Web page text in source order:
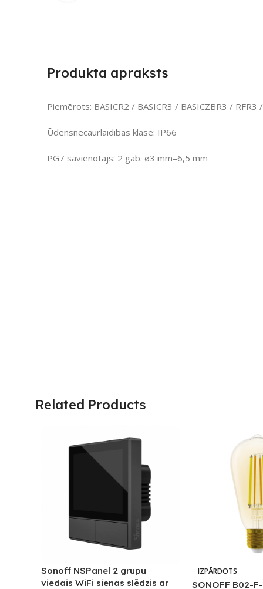
Produkta apraksts
Piemērots: BASICR2 / BASICR3 / BASICZBR3 /
Ūdensnecaurlaidības klase: IP66
PG7 savienotājs: 2 gab. ø3 mm–6,5 mm
Related Products
Sonoff NSPanel 2 grupu
viedais WiFi sienas slēdzis ar
IZPĀRDOTS
SONOFF B02-